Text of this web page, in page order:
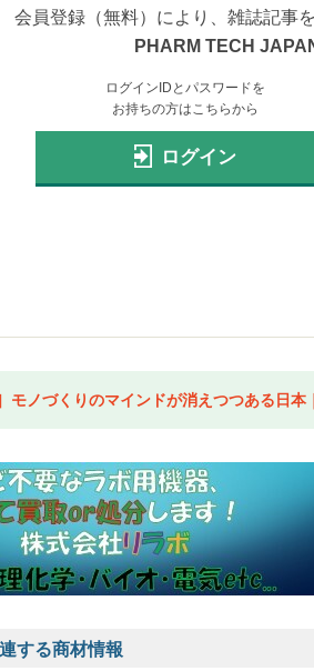
会員登録（無料）により、雑誌記事
PHARM TECH
ログインIDとパスワードを
お持ちの方はこちらから
ログイン
モノづくりのマインドが消えつつある日
する商材情報